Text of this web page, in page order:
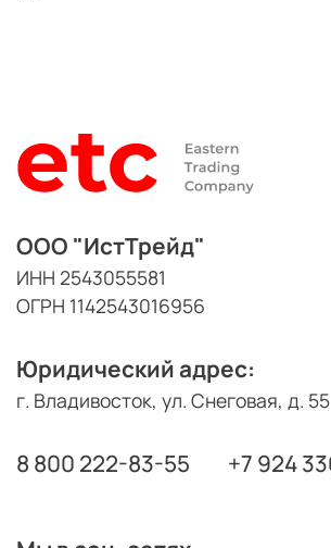
ООО "ИстТрейд"
ИНН 2543055581
ОГРН 1142543016956
Юридический адрес:
г. Владивосток, ул. Снеговая, д. 55
8 800 222-83-55 +7 924